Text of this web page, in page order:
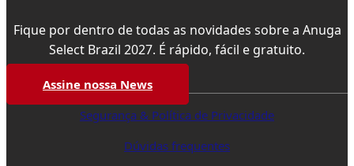
Fique por dentro de todas as novidades sobre a Anuga
Select Brazil 2027. É rápido, fácil e gratuito.
Assine nossa News
Segurança & Política de Privacidade
Dúvidas frequentes